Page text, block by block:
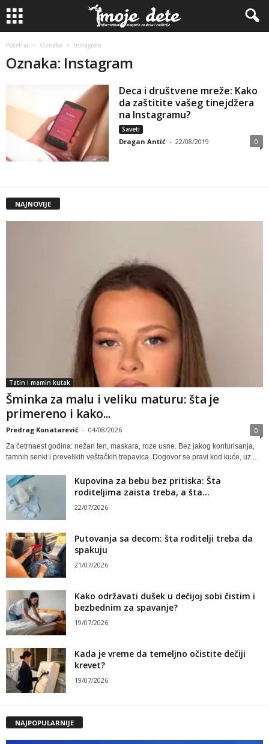
Početna Oznake Instagram
Oznaka: Instagram
Deca i društvene mreže: Kako
da zaštitite vašeg tinejdžera
na Instagramu?
Saveti
Dragan Antić - 22/08/2019 0
NAJNOVIJE
Tatin i mamin kutak
Šminka za malu i veliku maturu: šta je
primereno i kako...
Predrag Konatarević - 04/08/2026 0
Za četrnaest godina: nežan ten, maskara, roze usne. Bez jakog konturisanja,
tamnih senki i prevelikih veštačkih trepavica. Dogovor se pravi kod kuće, uz...
Kupovina za bebu bez pritiska: Šta
roditeljima zaista treba, a šta...
22/07/2026
Putovanja sa decom: šta roditelji treba da
spakuju
21/07/2026
Kako održavati dušek u dečijoj sobi čistim i
bezbednim za spavanje?
19/07/2026
Kada je vreme da temeljno očistite dečiji
krevet?
19/07/2026
NAJPOPULARNIJE